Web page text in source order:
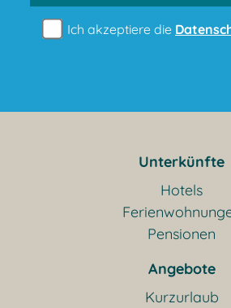
Ich akzeptiere die
Unterkünfte
Hotels
Pensionen
Angebote
Kurzurlaub